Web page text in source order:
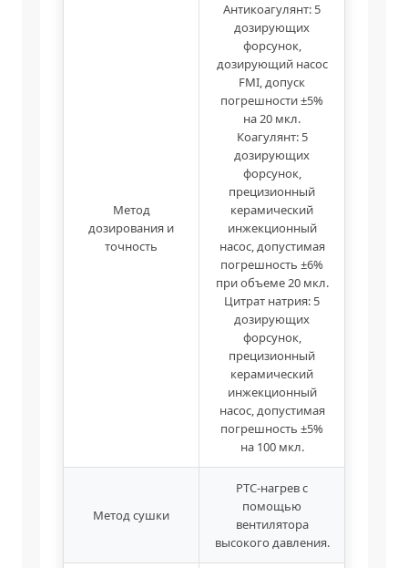
Метод
дозирования и
точность
Антикоагулянт: 5
дозирующих
форсунок,
дозирующий насос
FMI, допуск
погрешности ±5%
на 20 мкл.
Коагулянт: 5
дозирующих
форсунок,
прецизионный
керамический
инжекционный
насос, допустимая
погрешность ±6%
при объеме 20 мкл.
Цитрат натрия: 5
дозирующих
форсунок,
прецизионный
керамический
инжекционный
насос, допустимая
погрешность ±5%
на 100 мкл.
Метод сушки
PTC-нагрев с
помощью
вентилятора
высокого давления.